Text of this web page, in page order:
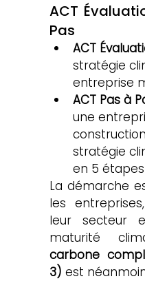
ACT
Pas
ACT
stratégie
entreprise
ACT Pas à
une
stratégie
en 5 étapes
La démarche
les
leur secteur
maturité
carbone
3) est